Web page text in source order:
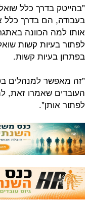
"בהייטק בדרך כלל
בעבודה, הם בדרך כלל
אותו למה הכוונה
לפתור בעיות קשות
בפתרון בעיות קשות.
"זה מאפשר למנהלים
העובדים שאמרו זאת,
לפתור אותן".